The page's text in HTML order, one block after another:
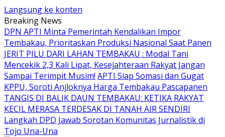
Langsung ke konten
Breaking News
DPN APTI Minta Pemerintah Kendalikan Impor
Tembakau, Prioritaskan Produksi Nasional Saat Panen
JERIT PILU DARI LAHAN TEMBAKAU ​: Modal Tani
Mencekik 2,3 Kali Lipat, Kesejahteraan Rakyat Jangan
Sampai Terimpit Musim! APTI Siap Somasi dan Gugat
KPPU, Soroti Anjloknya Harga Tembakau Pascapanen
TANGIS DI BALIK DAUN TEMBAKAU: KETIKA RAKYAT
KECIL MERASA TERDESAK DI TANAH AIR SENDIRI
Langkah DPD Jawab Sorotan Komunitas Jurnalistik di
Tojo Una-Una